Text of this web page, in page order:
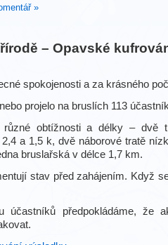
»
– Opavské
spokojenosti a za krásného
projelo na bruslích 113
obtížnosti a délky – dvě
a 1,5 k, dvě náborové tratě
bruslařská v délce 1,7 km.
stav před zahájením. Když
účastníků předpokládáme, že